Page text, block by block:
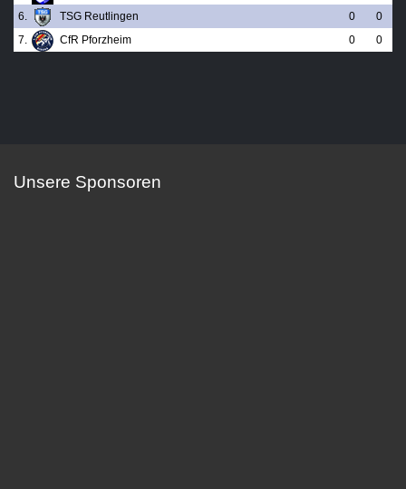
6.
TSG Reutlingen 0
0
7.
CfR Pforzheim 0 0
Unsere Sponsoren